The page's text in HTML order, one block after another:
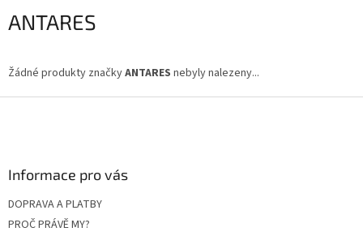
ANTARES
Žádné produkty značkyANTARES nebyly nalezeny...
Informace pro vás
DOPRAVA A PLATBY
PROČ PRÁVĚ MY?